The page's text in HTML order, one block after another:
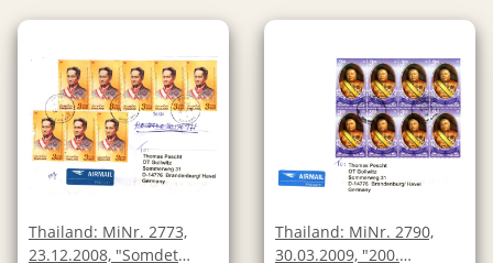
Thailand: MiNr. 2773,
23.12.2008, "Somdet
Thailand: MiNr. 2790,
30.03.2009, "200.